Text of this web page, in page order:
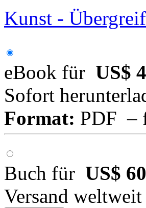
Kunst -
eBook für US$
Sofort
Format: PDF –
Buch für US$
Versand weltweit